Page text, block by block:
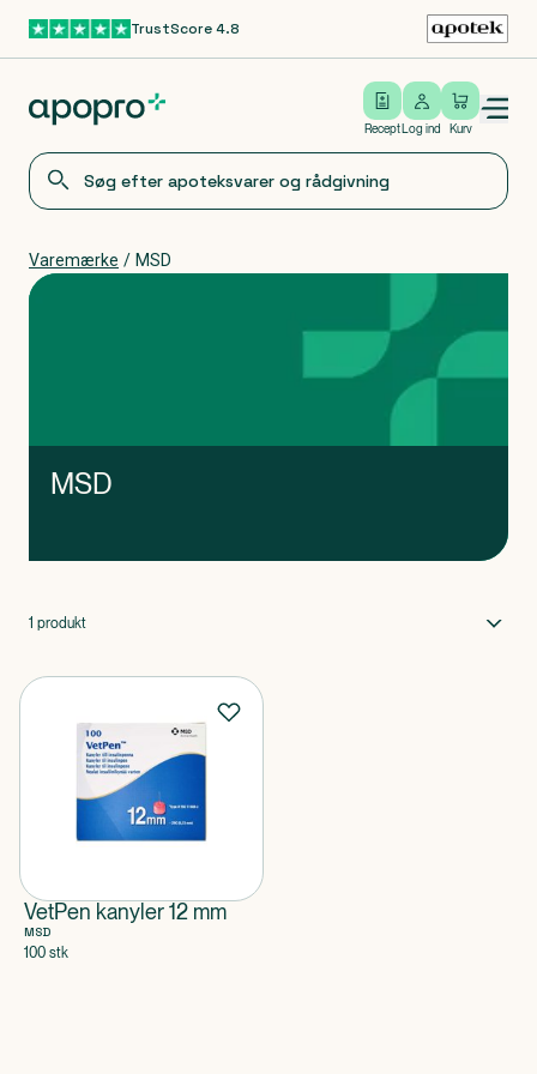
Gå til hovedindholdTrustScore 4.8
Recept
Log ind
Log ind Kurv
Open/close menu
Varemærke / MSD
MSD
1 produkt
VetPen kanyler 12 mm
MSD
100 stk